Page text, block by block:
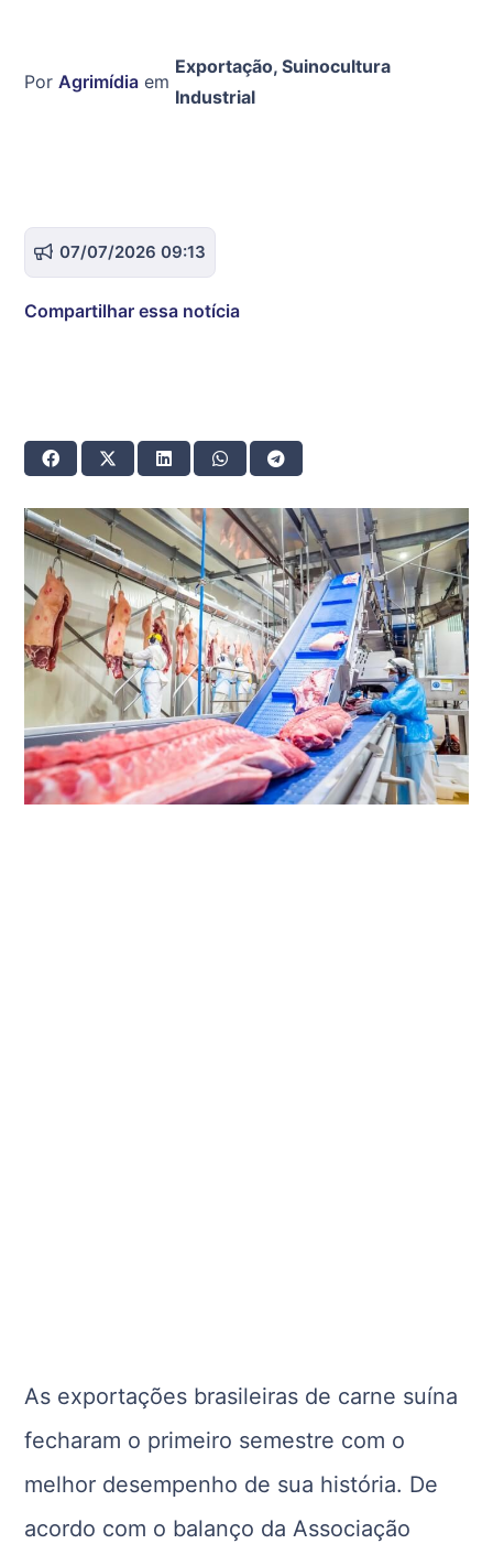
Por Agrimídia em
Exportação, Suinocultura
Industrial
07/07/2026 09:13
Compartilhar essa notícia
As exportações brasileiras de carne suína
fecharam o primeiro semestre com o
melhor desempenho de sua história. De
acordo com o balanço da Associação